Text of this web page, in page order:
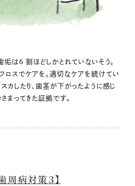
垢は6 割ほどしかとれていないそう。
ロスでケアを。適切なケアを続けてい
カしたり、歯茎が下がったように感じ
まってきた証拠です。
周病対策３】